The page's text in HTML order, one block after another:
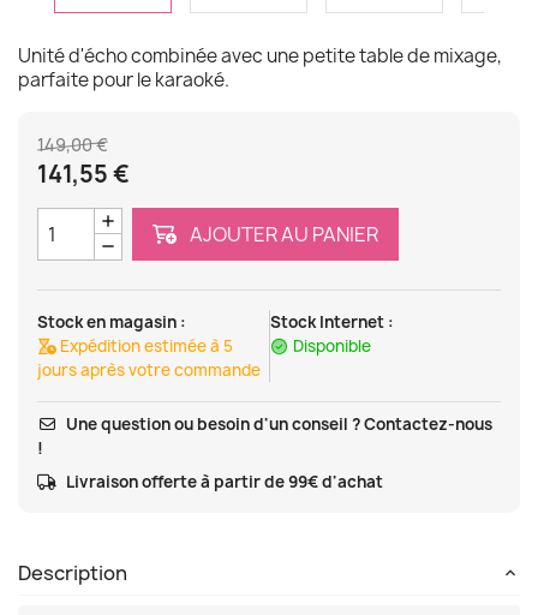
Unité d'écho combinée avec une petite table de mixage,
parfaite pour le karaoké.
149,00 €
141,55 €
AJOUTER AU PANIER
Stock en magasin :
Expédition estimée à 5
jours après votre commande
Stock Internet :
Disponible
Une question ou besoin d'un conseil ? Contactez-nous
!
Livraison offerte à partir de 99€ d'achat
Description